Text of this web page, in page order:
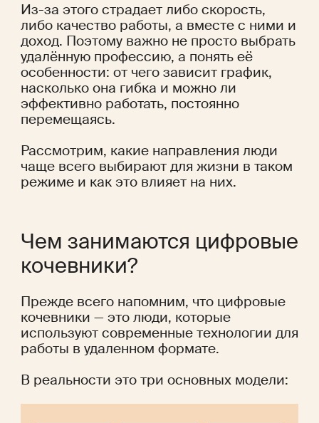
Из-за этого страдает либо скорость,
либо качество работы, а вместе с ними и
доход. Поэтому важно не просто выбрать
удалённую профессию, а понять её
особенности: от чего зависит график,
насколько она гибка и можно ли
эффективно работать, постоянно
перемещаясь.
Рассмотрим, какие направления люди
чаще всего выбирают для жизни в таком
режиме и как это влияет на них.
Чем занимаются цифровые
кочевники?
Прежде всего напомним, что цифровые
кочевники — это люди, которые
используют современные технологии для
работы в удаленном формате.
В реальности это три основных модели: